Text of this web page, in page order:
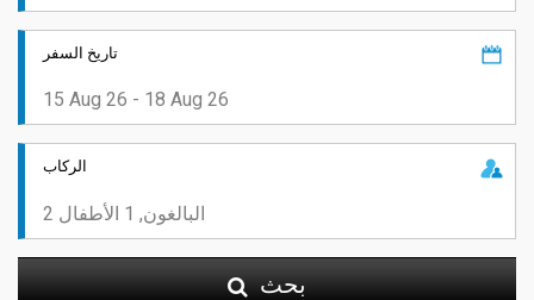
تاريخ السفر
الركاب
بحث